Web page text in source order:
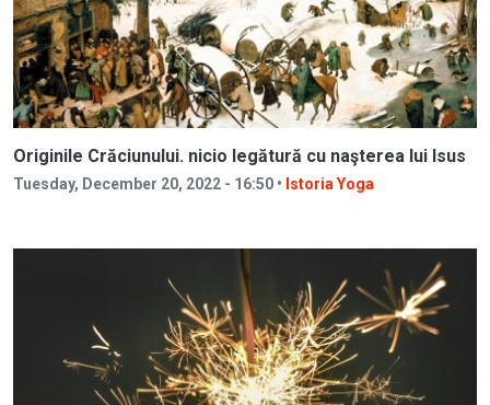
Originile Crăciunului. nicio legătură cu naşterea lui Isus
Tuesday, December 20, 2022 - 16:50 • Istoria Yoga